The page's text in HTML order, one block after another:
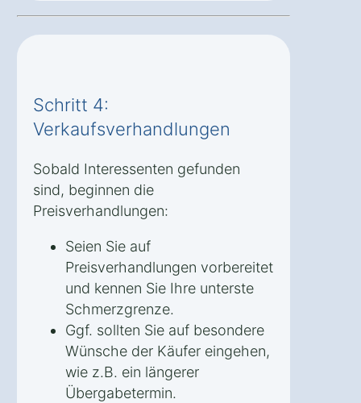
Schritt 4:
Verkaufsverhandlungen
Sobald Interessenten gefunden
sind, beginnen die
Preisverhandlungen:
Seien Sie auf
Preisverhandlungen vorbereitet
und kennen Sie Ihre unterste
Schmerzgrenze.
Ggf. sollten Sie auf besondere
Wünsche der Käufer eingehen,
wie z.B. ein längerer
Übergabetermin.